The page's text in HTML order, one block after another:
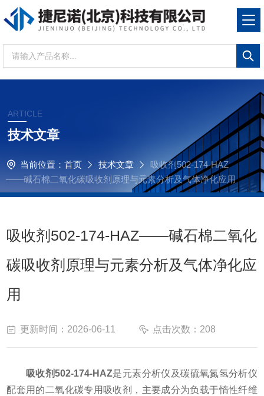
ARTICLE
技术文章
当前位置： 首页 技术文章
吸收剂502-174-HAZ
——碱石棉二氧化碳吸收剂原理与元素分析及气体净化应用
吸收剂502-174-HAZ——碱石棉二氧化
碳吸收剂原理与元素分析及气体净化应
用
更新时间：2026-06-11 点击次数：208
吸收剂502-174-HAZ是元素分析仪及碳硫氧氮氢分析仪
配套用的二氧化碳专用吸收剂，主要成分为负载于惰性纤维